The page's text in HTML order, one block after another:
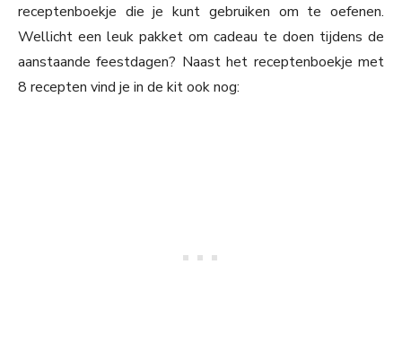
receptenboekje die je kunt gebruiken om te oefenen.
Wellicht een leuk pakket om cadeau te doen tijdens de
aanstaande feestdagen? Naast het receptenboekje met
8 recepten vind je in de kit ook nog: